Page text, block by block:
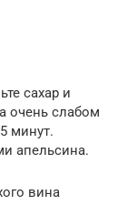
сахар и
очень слабом
минут.
апельсина.
вина